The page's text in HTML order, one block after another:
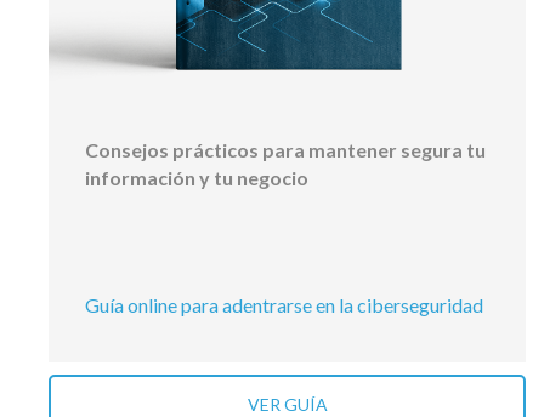
Consejos prácticos para mantener segura tu
información y tu negocio
Guía online para adentrarse en la ciberseguridad
VER GUÍA